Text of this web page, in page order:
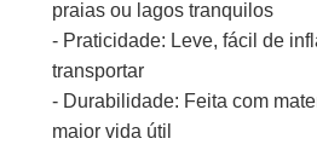
praias ou lagos tranquilos
- Praticidade: Leve, fácil de
transportar
- Durabilidade: Feita com
maior vida útil